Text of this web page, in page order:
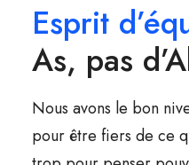
Esprit
As, pas
Nous avons le bon
pour être fiers de ce